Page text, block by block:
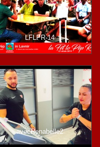
LFLPR-14
avecRenabelle2